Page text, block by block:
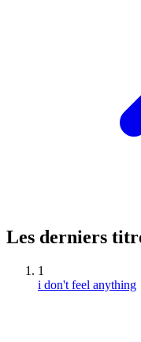
Les derniers
1
i don't feel anything